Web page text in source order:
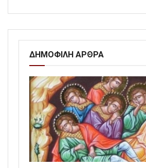
ΔΗΜΟΦΙΛΗ ΑΡΘΡΑ